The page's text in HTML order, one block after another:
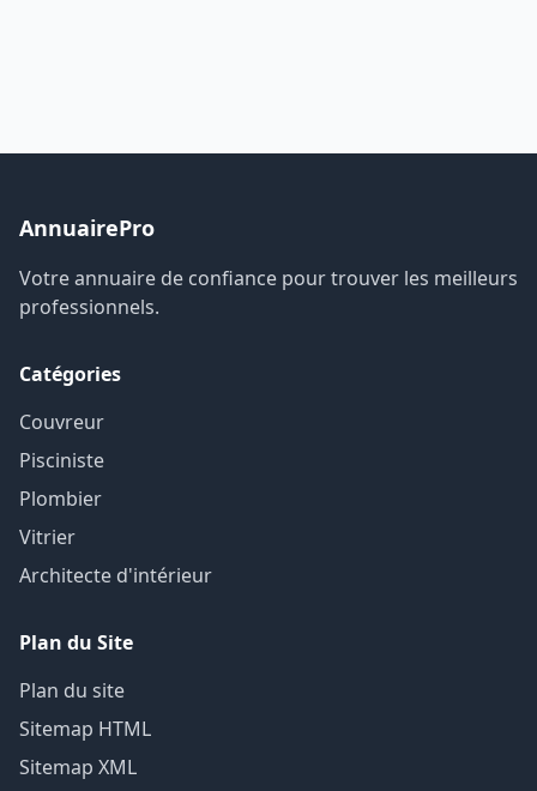
AnnuairePro
Votre annuaire de confiance pour trouver les meilleurs
professionnels.
Catégories
Couvreur
Pisciniste
Plombier
Vitrier
Architecte d'intérieur
Plan du Site
Plan du site
Sitemap HTML
Sitemap XML